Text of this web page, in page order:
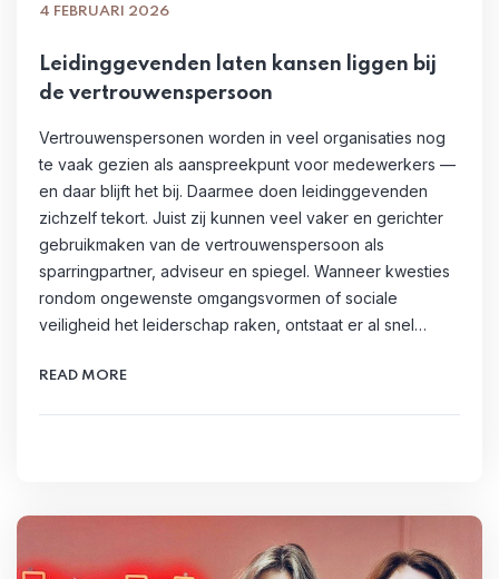
4 FEBRUARI 2026
Leidinggevenden laten kansen liggen bij
de vertrouwenspersoon
Vertrouwenspersonen worden in veel organisaties nog
te vaak gezien als aanspreekpunt voor medewerkers —
en daar blijft het bij. Daarmee doen leidinggevenden
zichzelf tekort. Juist zij kunnen veel vaker en gerichter
gebruikmaken van de vertrouwenspersoon als
sparringpartner, adviseur en spiegel. Wanneer kwesties
rondom ongewenste omgangsvormen of sociale
veiligheid het leiderschap raken, ontstaat er al snel…
READ MORE